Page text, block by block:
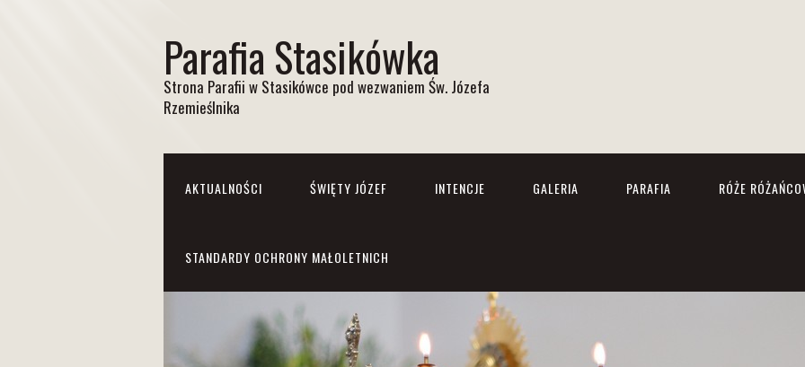
Parafia Stasikówka
Strona Parafii w Stasikówce pod wezwaniem Św. Józefa
Rzemieślnika
AKTUALNOŚCI ŚWIĘTY JÓZEF INTENCJE GALERIA PARAFIA RÓŻE
STANDARDY OCHRONY MAŁOLETNICH